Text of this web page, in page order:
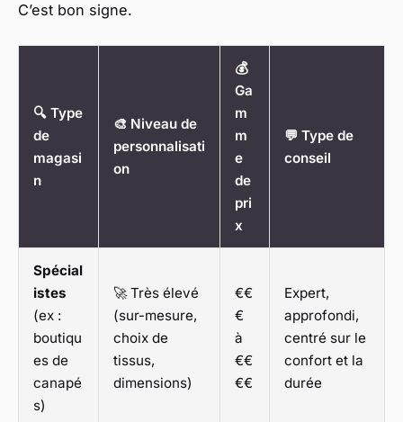
C’est bon signe.
🔍 Type
de
magasi
n
🎨 Niveau de
personnalisati
on
💰
Ga
m
m
e
de
pri
x
💬 Type de
conseil
Spécial
istes
(ex :
boutiqu
es de
canapé
s)
🚀 Très élevé
(sur-mesure,
choix de
tissus,
dimensions)
€€
€
à
€€
€€
Expert,
approfondi,
centré sur le
confort et la
durée